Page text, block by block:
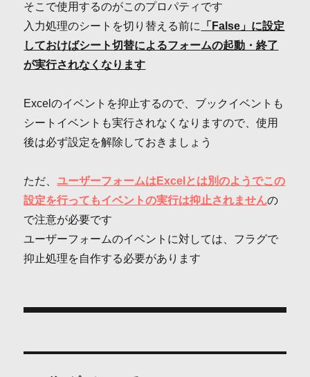
そこで使用するのがこのプロパティです
入力処理のシートを切り替える前に
「False」に設定
しておけばシート切替によるフォームの起動・終了
が実行されなくなります
Excelのイベントを抑止するので、ブックイベントも
シートイベントも実行されなくなりますので、使用
後は必ず設定を解除しておきましょう
ただ、ユーザーフォームはExcelとは別のようでこの
設定を行ってもイベントの実行は抑止されませんの
で注意が必要です
ユーザーフォームのイベントに対しては、フラグで
抑止処理を自作する必要があります
稿